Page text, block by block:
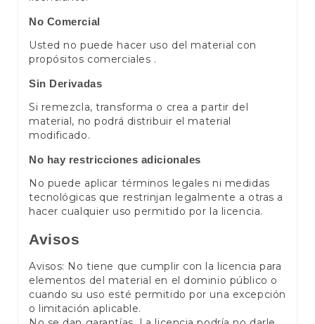
No Comercial
Usted no puede hacer uso del material con
propósitos comerciales .
Sin Derivadas
Si remezcla, transforma o crea a partir del
material, no podrá distribuir el material
modificado.
No hay restricciones adicionales
No puede aplicar términos legales ni medidas
tecnológicas que restrinjan legalmente a otras a
hacer cualquier uso permitido por la licencia.
Avisos
Avisos: No tiene que cumplir con la licencia para
elementos del material en el dominio público o
cuando su uso esté permitido por una excepción
o limitación aplicable.